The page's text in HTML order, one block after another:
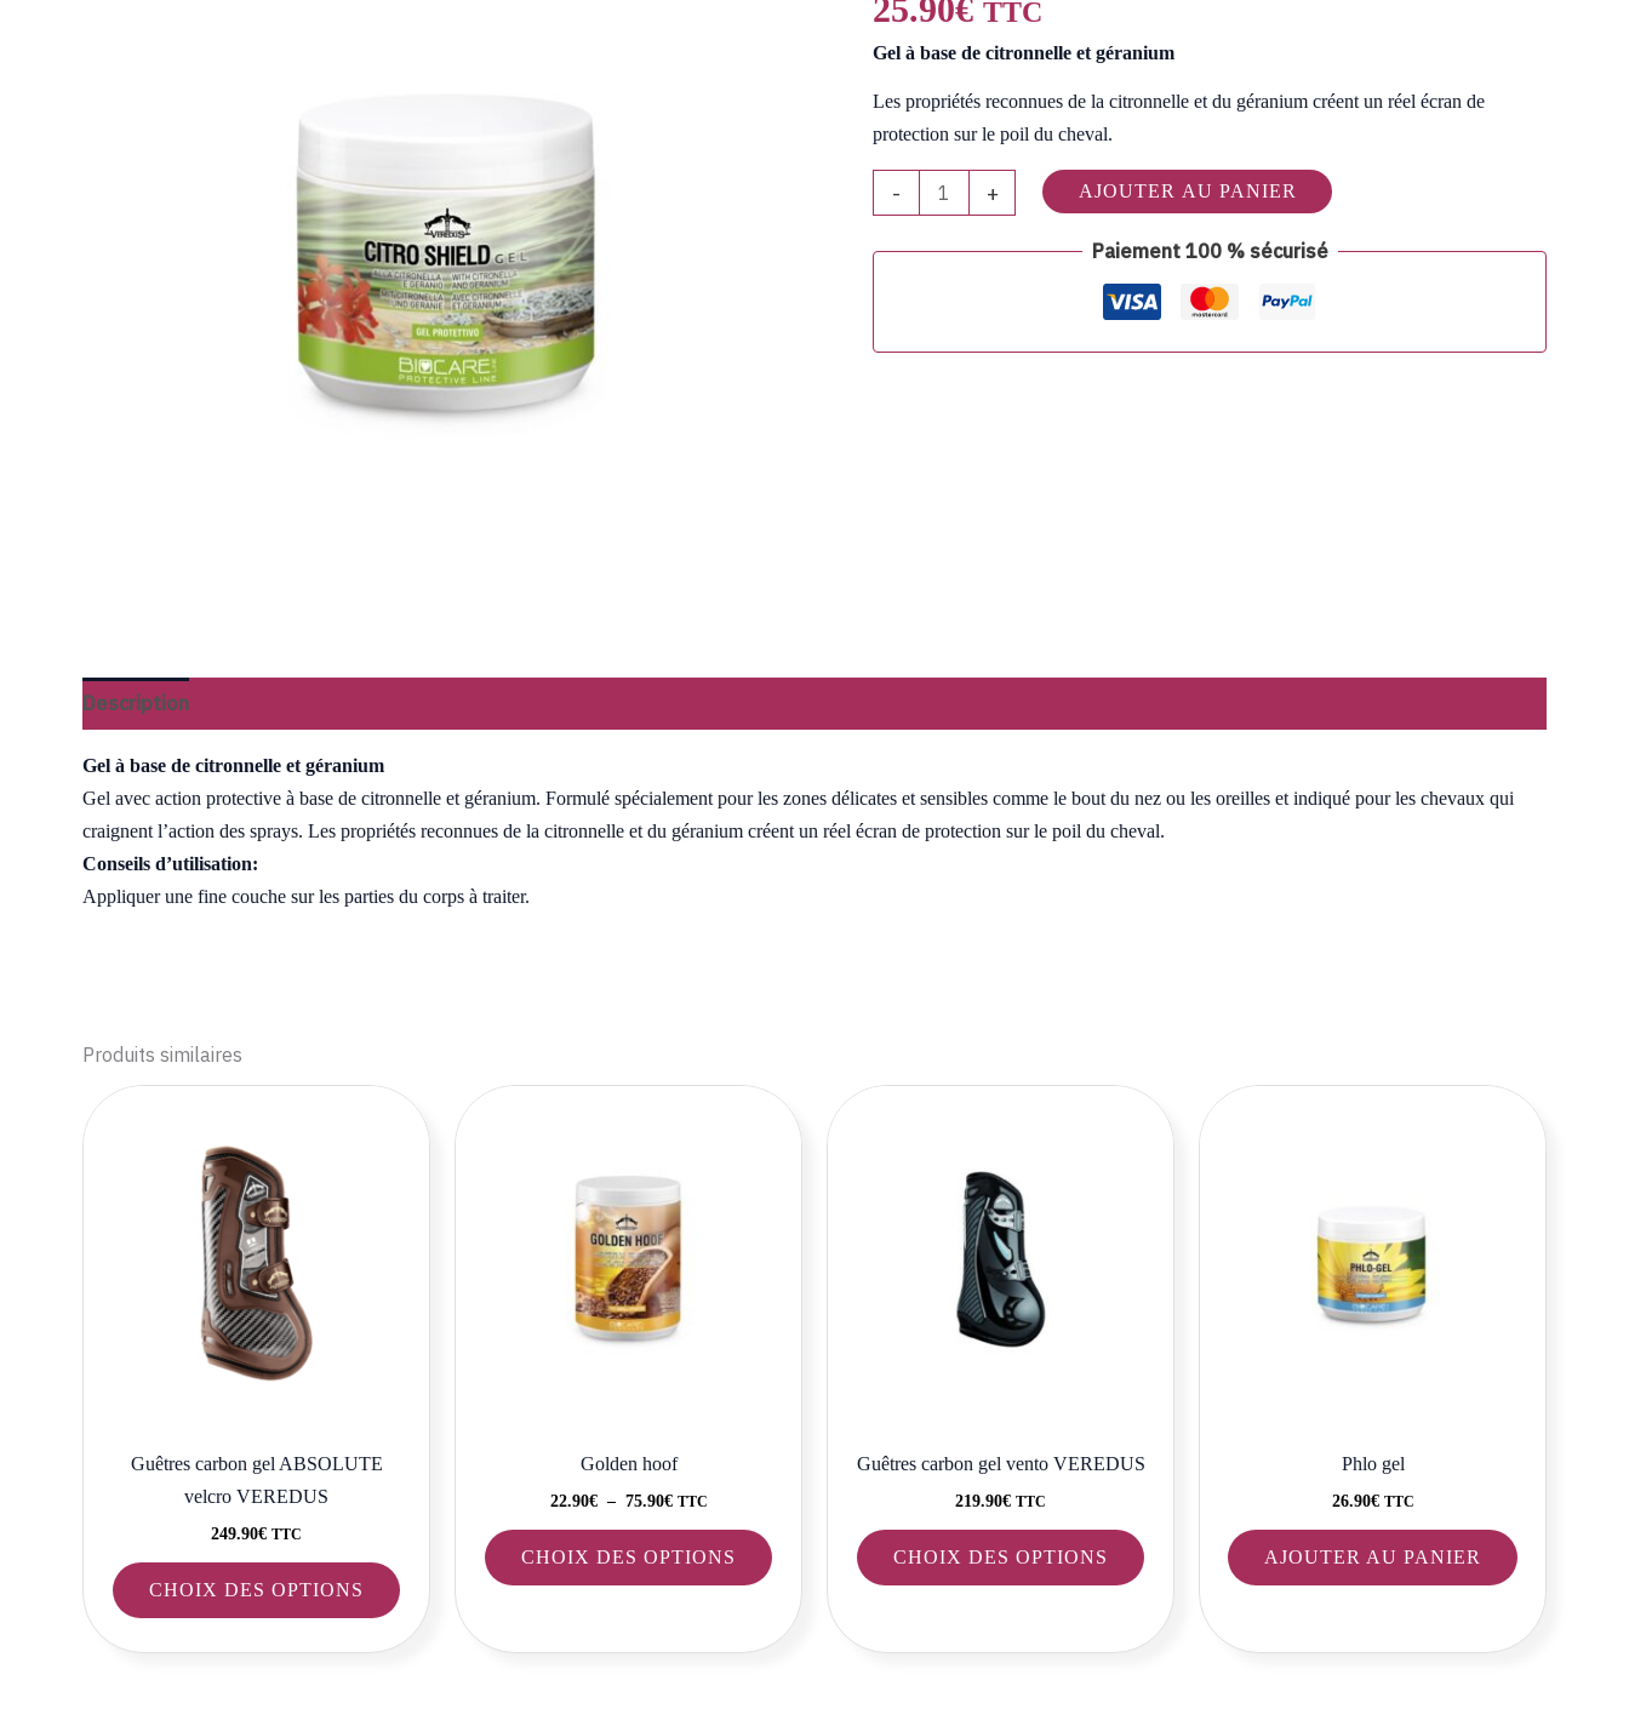
25.90€ TTC
Gel à base de citronnelle et géranium
Les propriétés reconnues de la citronnelle et du géranium créent un réel écran de
protection sur le poil du cheval.
-
Gel
+ AJOUTER AU PANIER
Paiement 100 % sécurisé
Description
Gel à base de citronnelle et géranium
Gel avec action protective à base de citronnelle et géranium. Formulé spécialement pour les zones délicates et sensibles comme le bout du nez ou les oreilles et indiqué pour les chevaux qui
craignent l’action des sprays. Les propriétés reconnues de la citronnelle et du géranium créent un réel écran de protection sur le poil du cheval.
Conseils d’utilisation:
Appliquer une fine couche sur les parties du corps à traiter.
Produits similaires
Guêtres carbon gel ABSOLUTE
velcro VEREDUS
249.90€ TTC
CHOIX DES OPTIONS
Ce
produit
Golden hoof
22.90€ – 75.90€
à
75.90€
TTC
CHOIX DES OPTIONS
Ce
produit
produit
Guêtres carbon gel vento VEREDUS
219.90€ TTC
CHOIX DES OPTIONS
Ce
produit
la
produit
Phlo gel
26.90€ TTC
AJOUTER AU PANIER